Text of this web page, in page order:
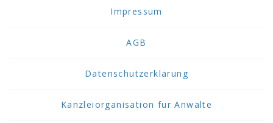
Impressum
AGB
Datenschutzerklärung
Kanzleiorganisation für Anwälte